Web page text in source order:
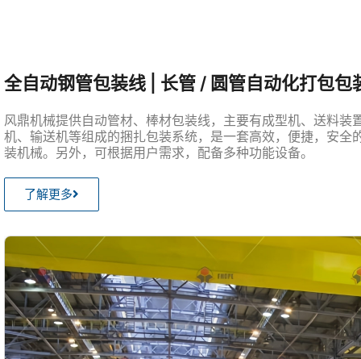
全自动钢管包装线 | 长管 / 圆管自动化打包包
风鼎机械提供自动管材、棒材包装线，主要有成型机、送料装
机、输送机等组成的捆扎包装系统，是一套高效，便捷，安全
装机械。另外，可根据用户需求，配备多种功能设备。
了解更多